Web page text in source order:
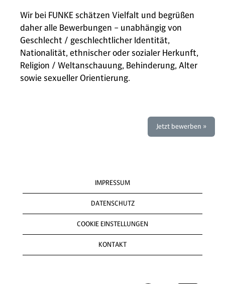
Wir bei FUNKE schätzen Vielfalt und begrüßen
daher alle Bewerbungen – unabhängig von
Geschlecht / geschlechtlicher Identität,
Nationalität, ethnischer oder sozialer Herkunft,
Religion / Weltanschauung, Behinderung, Alter
sowie sexueller Orientierung.
Jetzt bewerben »
IMPRESSUM
DATENSCHUTZ
COOKIE EINSTELLUNGEN
KONTAKT